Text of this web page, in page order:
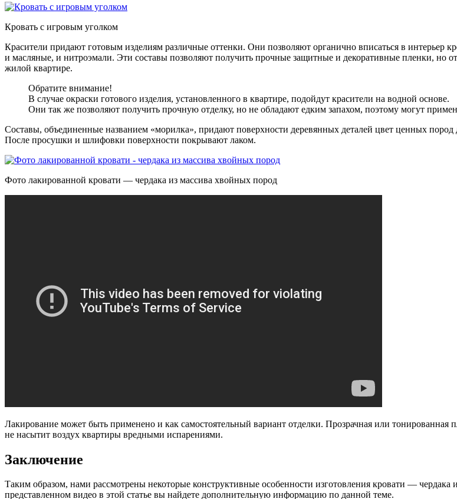
Кровать с игровым уголком
Красители придают готовым изделиям различные оттенки. Они позволяют органично вписаться в интерьер
и масляные, и нитроэмали. Эти составы позволяют получить прочные защитные и декоративные пленки, но
жилой квартире.
Обратите внимание!
В случае окраски готового изделия, установленного в квартире, подойдут красители на водной основе.
Они так же позволяют получить прочную отделку, но не обладают едким запахом, поэтому могут
Составы, объединенные названием «морилка», придают поверхности деревянных деталей цвет ценных
После просушки и шлифовки поверхности покрывают лаком.
Фото лакированной кровати — чердака из массива хвойных пород
Лакирование может быть применено и как самостоятельный вариант отделки. Прозрачная или тонированная
не насытит воздух квартиры вредными испарениями.
Заключение
Таким образом, нами рассмотрены некоторые конструктивные особенности изготовления кровати — чердака
представленном видео в этой статье вы найдете дополнительную информацию по данной теме.